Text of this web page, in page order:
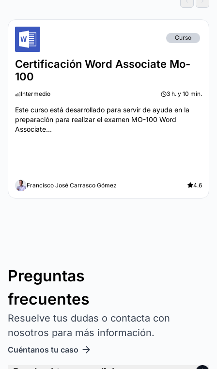
Curso
Certificación Word Associate Mo-
100
Intermedio 3 h. y 10 min.
Este curso está desarrollado para servir de ayuda en la
preparación para realizar el examen MO-100 Word
Associate...
Francisco José Carrasco Gómez 4.6
Preguntas
frecuentes
Resuelve tus dudas o contacta con
nosotros para más información.
Cuéntanos tu caso